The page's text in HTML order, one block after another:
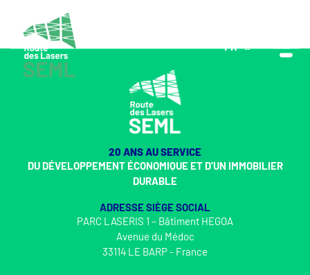
FR
EN
20 ANS AU SERVICE
DU DÉVELOPPEMENT ÉCONOMIQUE ET D’UN IMMOBILIER
DURABLE
ADRESSE SIÈGE SOCIAL
PARC LASERIS 1 – Bâtiment HEGOA
Avenue du Médoc
33114 LE BARP - France